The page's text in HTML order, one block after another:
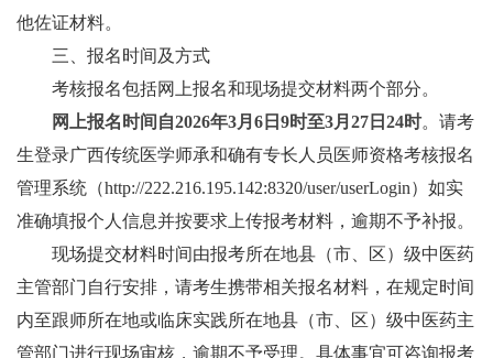
他佐证材料。
三、报名时间及方式
考核报名包括网上报名和现场提交材料两个部分。
网上报名时间自2026年3月6日9时至3月27日24时。请考
生登录广西传统医学师承和确有专长人员医师资格考核报名
管理系统（http://222.216.195.142:8320/user/userLogin）如实
准确填报个人信息并按要求上传报考材料，逾期不予补报。
现场提交材料时间由报考所在地县（市、区）级中医药
主管部门自行安排，请考生携带相关报名材料，在规定时间
内至跟师所在地或临床实践所在地县（市、区）级中医药主
管部门进行现场审核，逾期不予受理。具体事宜可咨询报考